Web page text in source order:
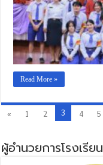
Read More »
« 1 2 3 4 5
ผู้อำนวยการโรงเรียน